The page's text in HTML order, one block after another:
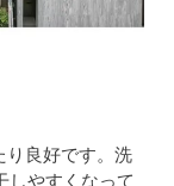
り良好です。洗
しやすくなって